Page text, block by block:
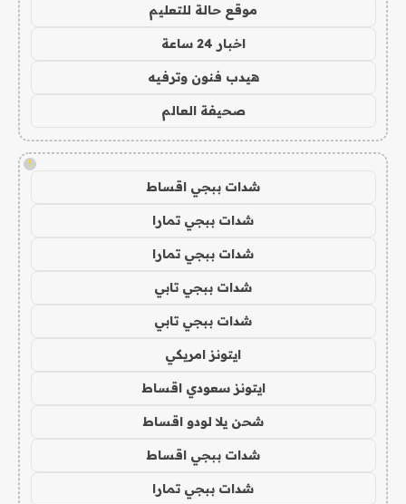
موقع حالة للتعليم
اخبار 24 ساعة
هيدب فنون وترفيه
صحيفة العالم
!
شدات ببجي اقساط
شدات ببجي تمارا
شدات ببجي تمارا
شدات ببجي تابي
شدات ببجي تابي
ايتونز امريكي
ايتونز سعودي اقساط
شحن يلا لودو اقساط
شدات ببجي اقساط
شدات ببجي تمارا